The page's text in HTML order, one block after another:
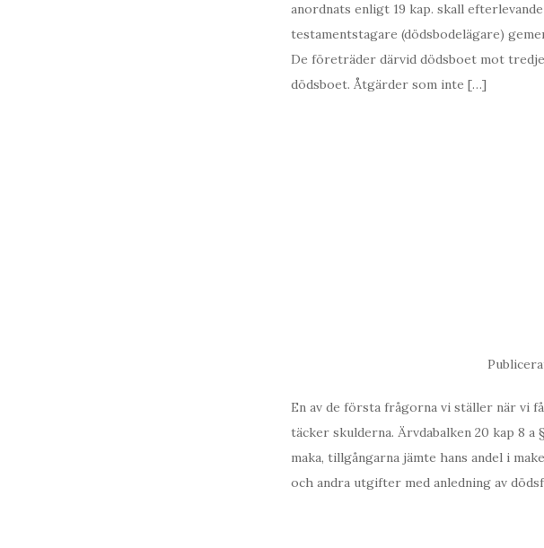
anordnats enligt 19 kap. skall
testamentstagare (dödsbodelägare)
De företräder därvid dödsboet mot
dödsboet. Åtgärder som inte […]
En av de första frågorna vi ställer när vi
täcker skulderna. Ärvdabalken 20 kap 8
maka, tillgångarna jämte hans andel i
och andra utgifter med anledning av